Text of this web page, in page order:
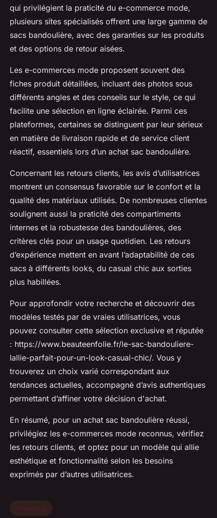
qui privilégient la praticité du e-commerce mode,
plusieurs sites spécialisés offrent une large gamme de
sacs bandoulière, avec des garanties sur les produits
et des options de retour aisées.
Les e-commerces mode proposent souvent des
fiches produit détaillées, incluant des photos sous
différents angles et des conseils sur le style, ce qui
facilite une sélection en ligne éclairée. Parmi ces
plateformes, certaines se distinguent par leur sérieux
en matière de livraison rapide et de service client
réactif, essentiels lors d’un achat sac bandoulière.
Concernant les retours clients, les avis d’utilisatrices
montrent un consensus favorable sur le confort et la
qualité des matériaux utilisés. De nombreuses clientes
soulignent aussi la praticité des compartiments
internes et la robustesse des bandoulières, des
critères clés pour un usage quotidien. Les retours
d’expérience mettent en avant l’adaptabilité de ces
sacs à différents looks, du casual chic aux sorties
plus habillées.
Pour approfondir votre recherche et découvrir des
modèles testés par de vraies utilisatrices, vous
pouvez consulter cette sélection exclusive et réputée
: https://www.beauteenfolie.fr/le-sac-bandouliere-
lallie-parfait-pour-un-look-casual-chic/. Vous y
trouverez un choix varié correspondant aux
tendances actuelles, accompagné d’avis authentiques
permettant d’affiner votre décision d'achat.
En résumé, pour un achat sac bandoulière réussi,
privilégiez les e-commerces mode reconnus, vérifiez
les retours clients, et optez pour un modèle qui allie
esthétique et fonctionnalité selon les besoins
exprimés par d’autres utilisatrices.
Shopping